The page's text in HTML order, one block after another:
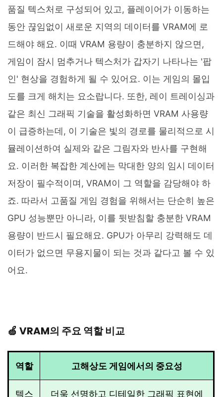
품질 텍스처로 구성되어 있고, 플레이어가 이동하는
동안 끊임없이 새로운 지역의 데이터를 VRAM에 로
드해야 해요. 이때 VRAM 용량이 충분하지 않으면,
게임이 잠시 멈추거나 텍스처가 갑자기 나타나는 '팝
인' 현상을 경험하게 될 수 있어요. 이는 게임의 몰입
도를 크게 해치는 요소랍니다. 또한, 레이 트레이싱과
같은 최신 그래픽 기술을 활성화하면 VRAM 사용량
이 급증하는데, 이 기술은 빛의 경로를 물리적으로 시
뮬레이션하여 실제와 같은 그림자와 반사를 구현해
요. 이러한 복잡한 계산에는 막대한 양의 임시 데이터
저장이 필수적이며, VRAM이 그 역할을 감당해야 하
죠. 따라서 고품질 게임 경험을 위해서는 단순히 높은
GPU 성능뿐만 아니라, 이를 뒷받침할 충분한 VRAM
용량이 반드시 필요해요. GPU가 아무리 강력해도 데
이터가 없으면 무용지물이 되는 것과 같다고 볼 수 있
어요.
🍏 VRAM의 주요 역할 비교
역할 고해상도 게임에서의 중요성
텍스
더욱 선명하고 디테일한 그래픽 표현에